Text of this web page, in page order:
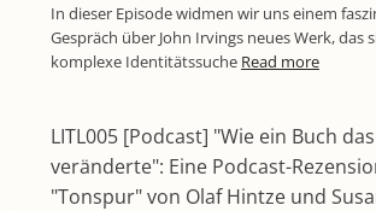
In dieser Episode widmen wir uns einem
Gespräch über John Irvings neues Werk, das
komplexe Identitätssuche Read more
LITL005 [Podcast] "Wie ein Buch
veränderte": Eine Podcast-
"Tonspur" von Olaf Hintze und